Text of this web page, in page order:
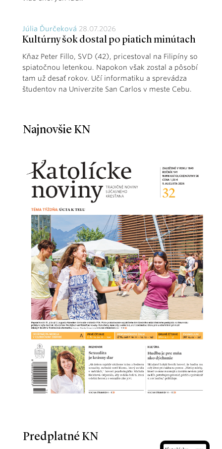
Júlia Ďurčeková 28.07.2026
Kultúrny šok dostal po piatich minútach
Kňaz Peter Fillo, SVD (42), pricestoval na Filipíny so
spiatočnou letenkou. Napokon však zostal a pôsobí
tam už desať rokov. Učí informatiku a sprevádza
študentov na Univerzite San Carlos v meste Cebu.
Najnovšie KN
Predplatné KN